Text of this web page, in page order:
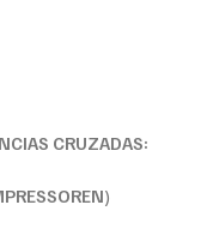
CRUZADAS:
)